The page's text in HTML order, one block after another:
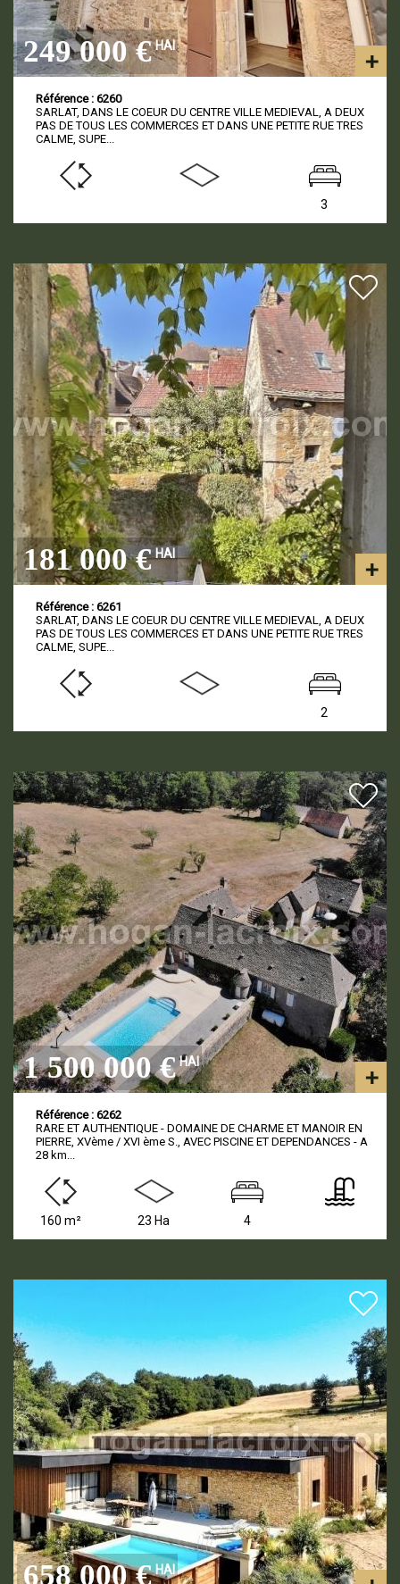
249 000 € HAI
Référence : 6260
SARLAT, DANS LE COEUR DU CENTRE VILLE MEDIEVAL, A DEUX
PAS DE TOUS LES COMMERCES ET DANS UNE PETITE RUE TRES
CALME, SUPE...
3
181 000 € HAI
Référence : 6261
SARLAT, DANS LE COEUR DU CENTRE VILLE MEDIEVAL, A DEUX
PAS DE TOUS LES COMMERCES ET DANS UNE PETITE RUE TRES
CALME, SUPE...
2
1 500 000 € HAI
Référence : 6262
RARE ET AUTHENTIQUE - DOMAINE DE CHARME ET MANOIR EN
PIERRE, XVème / XVI ème S., AVEC PISCINE ET DEPENDANCES - A
28 km...
160 m² 23 Ha 4
658 000 € HAI